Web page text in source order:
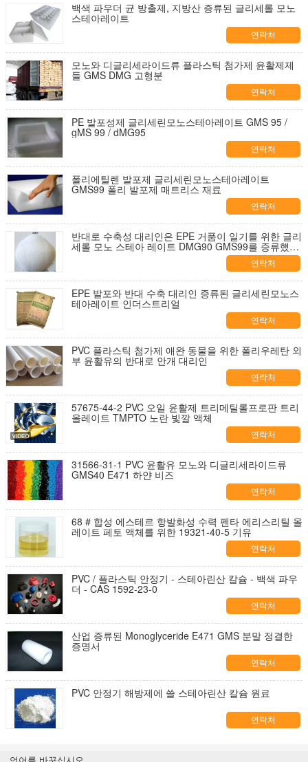
백색 파우더 균 방출제, 지방산 증류된 글리세롤 모노
스테아레이트
연락처
모노와 디글리세라이드류 플라스틱 첨가제 윤활제제
들 GMS DMG 고형분
연락처
PE 발포성제 글리세린모노스테아레이트 GMS 95 /
gMS 99 / dMG95
연락처
폴리에틸렌 발포제 글리세린모노스테아레이트
GMS99 폴리 발포제 매트리스 재료
연락처
반대로 수축성 대리인은 EPE 거품이 일기를 위한 글리
세롤 모노 스테아 레이트 DMG90 GMS99를 증류했습
연락처
EPE 발포와 반대 수축 대리인 증류된 글리세린모노스
테아레이트 인더스트리얼
연락처
PVC 플라스틱 첨가제 애완 동물을 위한 폴리우레탄 외
부 윤활유의 반대로 안개 대리인
연락처
57675-44-2 PVC 오일 윤활제 트리메틸롤프로판 트리
올레이트 TMPTO 노란 빛깔 액체
연락처
31566-31-1 PVC 윤활유 모노와 디글리세라이드류
GMS40 E471 하얀 비즈
연락처
68 # 합성 에스테르 항발화성 수력 펜타 에리스리틸 올
레이트 페토 액체를 위한 19321-40-5 기유
연락처
PVC / 플라스틱 안정기 - 스테아린산 칼슘 - 백색 파우
더 - CAS 1592-23-0
연락처
산업 증류된 Monoglyceride E471 GMS 분말 정결한
증명서
연락처
PVC 안정기 해방제에 쓸 스테아린산 칼슘 원료
연락처